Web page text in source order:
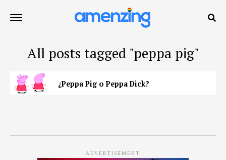
All posts tagged "peppa pig"
¿Peppa Pig o Peppa Dick?
ADVERTISEMENT